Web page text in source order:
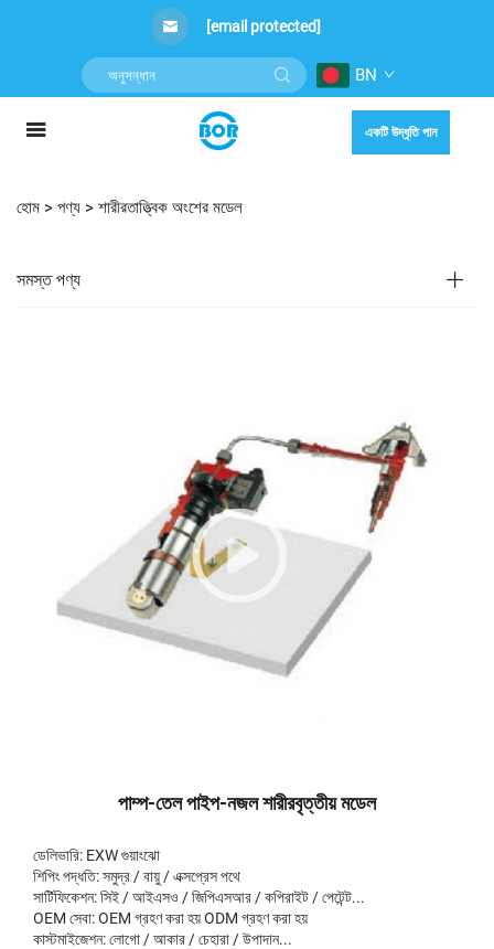
[email protected]
BN
একটি উদ্ধৃতি পান
হোম > পণ্য > শারীরতাত্ত্বিক অংশের মডেল
সমস্ত পণ্য
পাম্প-তেল পাইপ-নজল শারীরবৃত্তীয় মডেল
ডেলিভারি: EXW গুয়াংঝো
শিপিং পদ্ধতি: সমুদ্র / বায়ু / এক্সপ্রেস পথে
সার্টিফিকেশন: সিই / আইএসও / জিপিএসআর / কপিরাইট / পেটেন্ট...
OEM সেবা: OEM গ্রহণ করা হয় ODM গ্রহণ করা হয়
কাস্টমাইজেশন: লোগো / আকার / চেহারা / উপাদান...